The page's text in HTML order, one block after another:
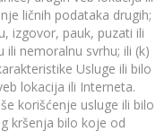
ličnih podataka drugih;
izgovor, pauk, puzati ili
nemoralnu svrhu; ili (k)
Usluge ili bilo
lokacija ili Interneta.
korišćenje usluge ili bilo
kršenja bilo koje od